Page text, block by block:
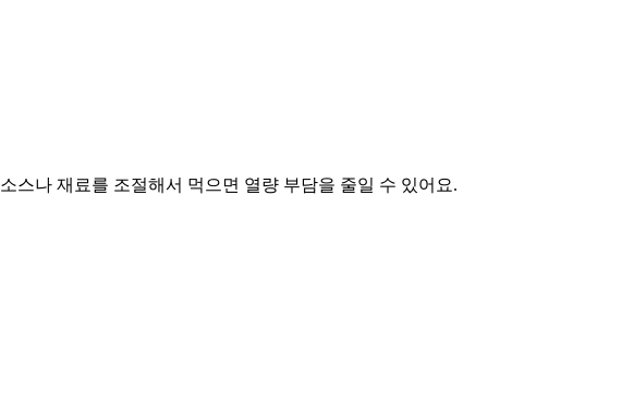
소스나 재료를 조절해서 먹으면 열량 부담을 줄일 수 있어요.